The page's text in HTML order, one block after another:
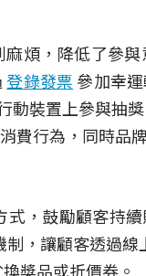
煩，降低了參
登錄發票 參加幸
動裝置上參與抽
費行為，同時品
，鼓勵顧客持
，讓顧客透過線
獎品或折價券。